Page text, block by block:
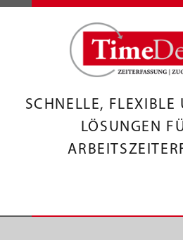
SCHNELLE, FLEXIBLE
LÖSUNGEN